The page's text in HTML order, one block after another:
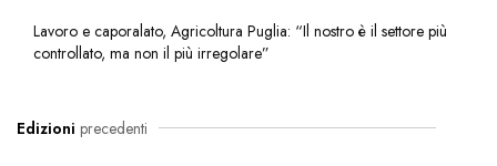
Lavoro e caporalato, Agricoltura Puglia: “Il nostro è il settore più
controllato, ma non il più irregolare”
Edizioni precedenti